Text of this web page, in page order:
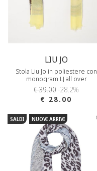
LIU JO
Stola Liu Jo in poliestere con
monogram LJ all over
€ 39.00-28.2%
€ 28.00
SALDI NUOVI ARRIVI